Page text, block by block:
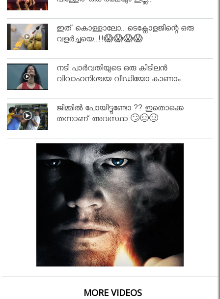
ഇത് കൊള്ളാലോ.. ടെക്നോളജിന്റെ ഒരു
വളർച്ചയെ..!!😱😱😱😱
നടി പാർവതിയുടെ ഒരു കിടിലൻ
വിവാഹനിശ്ചയ വീഡിയോ കാണാം..
ജിമ്മിൽ പോയിട്ടുണ്ടോ ?? ഇതൊക്കെ
തന്നാണ് അവസ്ഥാ 🙄😣😣
MORE VIDEOS